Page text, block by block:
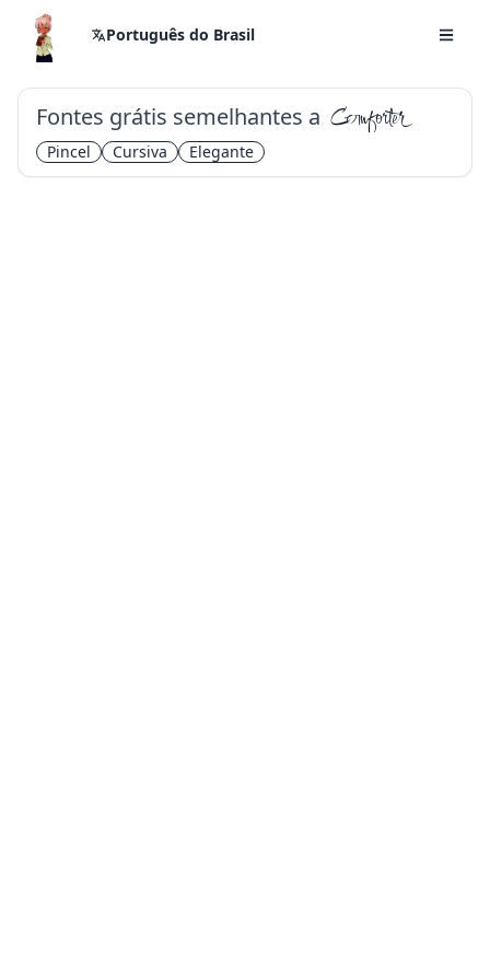
Português do Brasil
Fontes grátis semelhantes a Comforter
Pincel Cursiva Elegante